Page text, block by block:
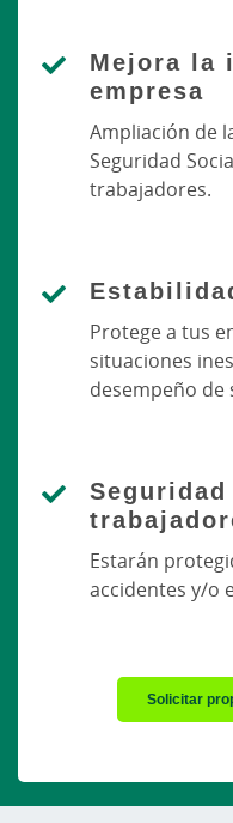
Mejora la
empresa
Ampliación de
Seguridad
trabajadores.
Protege a tus
situaciones
desempeño de
Estarán
accidentes y/o
Solicitar